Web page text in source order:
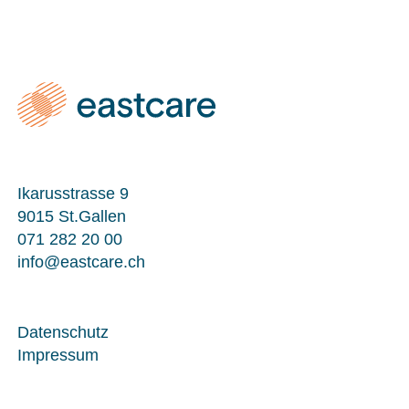
Ikarusstrasse 9
9015 St.Gallen
071 282 20 00
info@eastcare.ch
Datenschutz
Impressum